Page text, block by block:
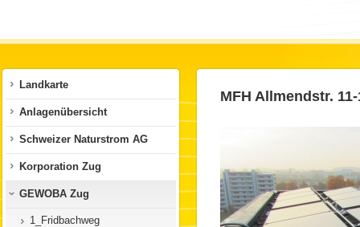
Landkarte
Anlagenübersicht
Schweizer Naturstrom AG
Korporation Zug
GEWOBA Zug
1_Fridbachweg
MFH Allmendstr. 11-